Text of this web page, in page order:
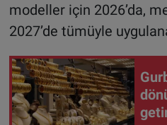
modeller için 2026’da,
2027’de tümüyle